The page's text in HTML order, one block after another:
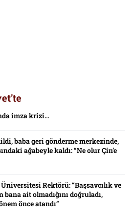
imza krizi…
baba geri gönderme merkezinde,
ağabeyle kaldı: “Ne olur Çin’e
Üniversitesi Rektörü: “Başsavcılık ve
bana ait olmadığını doğruladı,
önce atandı”